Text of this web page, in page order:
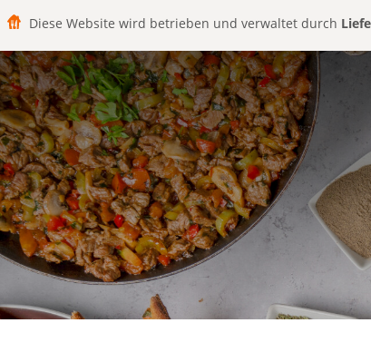
Diese Website wird betrieben und verwaltet durch